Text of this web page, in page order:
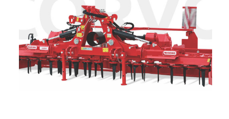
NOLEGGIO
PROMOZIONI
TRINCE
SEMOVENTI
MACCHINE
PER
LA